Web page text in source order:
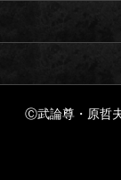
Ⓒ武論尊・原哲